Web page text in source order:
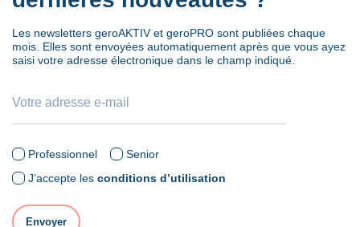
Les newsletters geroAKTIV et geroPRO sont publiées chaque
mois. Elles sont envoyées automatiquement après que vous ayez
saisi votre adresse électronique dans le champ indiqué.
Professionnel
Senior
J’accepte les conditions d’utilisation